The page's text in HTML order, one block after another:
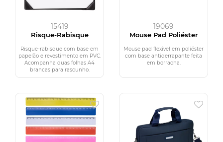
15419
Risque-Rabisque
Risque-rabisque com base em
papelão e revestimento em PVC.
Acompanha duas folhas A4
brancas para rascunho.
19069
Mouse Pad Poliéster
Mouse pad flexível em poliéster
com base antiderrapante feita
em borracha.